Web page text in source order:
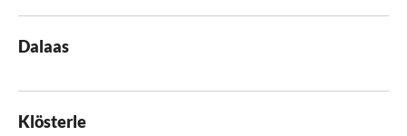
Dalaas
Klösterle